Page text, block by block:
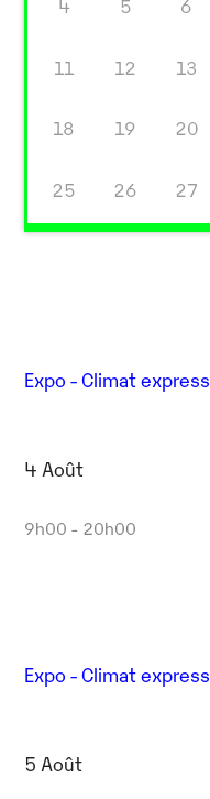
4 5 6
11 12 13
18 19 20
25 26 27
Expo - Climat express
4 Août
9h00 - 20h00
Expo - Climat express
5 Août